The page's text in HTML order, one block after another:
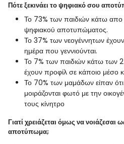
Πότε ξεκινάει το ψηφιακό σου
Το 73% των παιδιών κάτω απο
ψηφιακού αποτυπώματος.
Το 37% των νεογέννητων
ημέρα που γεννιούνται.
Το 7% των παιδιών κάτω των
έχουν προφίλ σε κάποιο μέσο
Το 70% των μαμάδων είπαν
μοιράζονται φωτό με την
τους κίνητρο
Γιατί χρειάζεται όμως να
αποτύπωμα;